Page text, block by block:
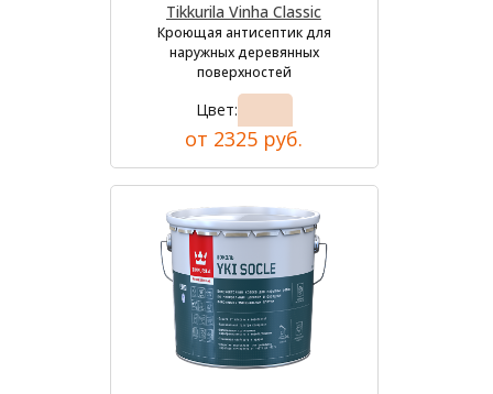
Tikkurila Vinha Classic
Кроющая антисептик для
наружных деревянных
поверхностей
Цвет:
от 2325 руб.